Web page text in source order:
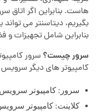
ق
س
ر
هاست. بنابراین اگر اتاق
بگیریم، دیتاسنتر می
بنابراین شامل تجهیزات
سرور چیست؟ سرور
کامپیوتر های دیگر سرویس می دهند. 2
سرور: کامپیوتر
کلاینت: کامپیوتر